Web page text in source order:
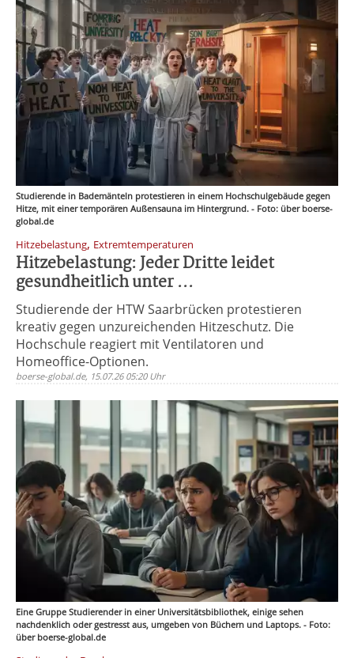
Studierende in Bademänteln protestieren in einem Hochschulgebäude gegen
Hitze, mit einer temporären Außensauna im Hintergrund. - Foto: über boerse-
global.de
Hitzebelastung, Extremtemperaturen
Hitzebelastung: Jeder Dritte leidet
gesundheitlich unter ...
Studierende der HTW Saarbrücken protestieren
kreativ gegen unzureichenden Hitzeschutz. Die
Hochschule reagiert mit Ventilatoren und
Homeoffice-Optionen.
boerse-global.de, 15.07.26 05:20 Uhr
Eine Gruppe Studierender in einer Universitätsbibliothek, einige sehen
nachdenklich oder gestresst aus, umgeben von Büchern und Laptops. - Foto:
über boerse-global.de